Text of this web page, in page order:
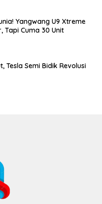
Yangwang U9 Xtreme
Tapi Cuma 30 Unit
Tesla Semi Bidik Revolusi